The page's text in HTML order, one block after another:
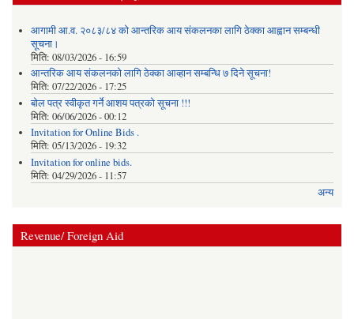
आगामी आ.व. २०८३/८४ को आन्तरिक आय संकलनका लागि ठेक्का आह्वान सम्बन्धी
सूचना।
मिति: 08/03/2026 - 16:59
आन्तरिक आय संकलनको लागि ठेक्‍का आव्हान सम्बन्धि ७ दिने सूचना!
मिति: 07/22/2026 - 17:25
बोल पत्र स्वीकृत गर्ने आशय पत्रको सूचना !!!
मिति: 06/06/2026 - 00:12
Invitation for Online Bids .
मिति: 05/13/2026 - 19:32
Invitation for online bids.
मिति: 04/29/2026 - 11:57
अन्य
Revenue/ Foreign Aid